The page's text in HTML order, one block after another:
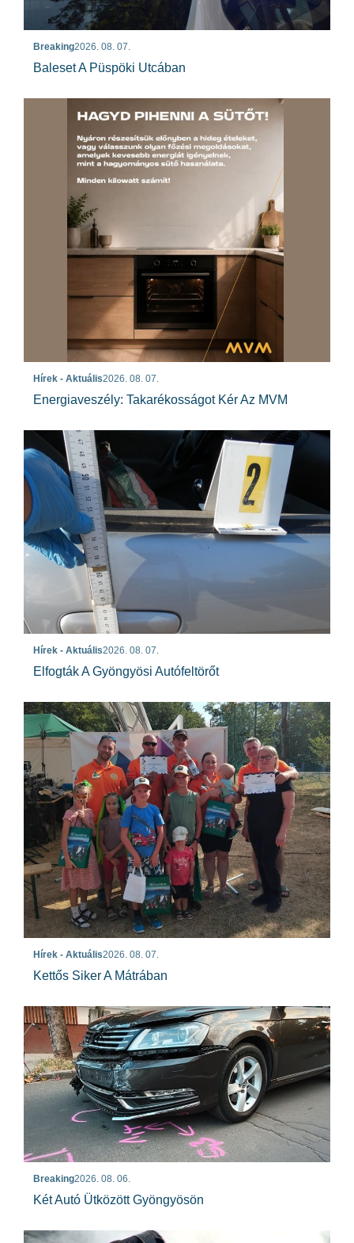
Breaking2026. 08. 07.
Baleset A Püspöki Utcában
Hírek - Aktuális2026. 08. 07.
Energiaveszély: Takarékosságot Kér Az MVM
Hírek - Aktuális2026. 08. 07.
Elfogták A Gyöngyösi Autófeltörőt
Hírek - Aktuális2026. 08. 07.
Kettős Siker A Mátrában
Breaking2026. 08. 06.
Két Autó Ütközött Gyöngyösön